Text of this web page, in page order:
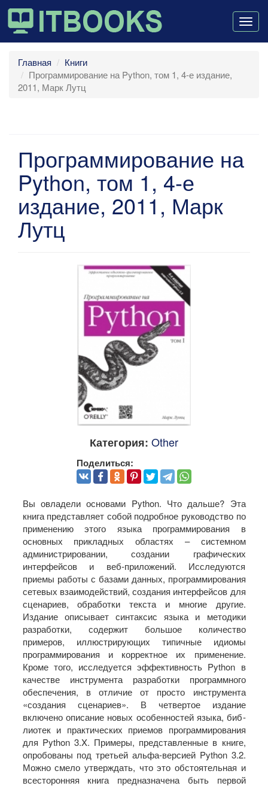
Главная
Книги
Программирование на Python, том 1, 4-е издание,
2011, Марк Лутц
Программирование на
Python, том 1, 4-е
издание, 2011, Марк
Лутц
Категория: Other
Поделиться:
Вы овладели основами Python. Что дальше? Эта
книга представляет собой по­дробное руководство по
применению этого языка программирования в
основных прикладных областях – системном
администрировании, создании графических
интерфейсов и веб-приложений. Исследуются
приемы работы с базами данных, программирования
сетевых взаимодействий, создания интерфейсов для
сценариев, обработки текста и многие другие.
Издание описывает синтаксис языка и методики
разработки, содержит большое количество
примеров, иллюстрирующих типичные идиомы
программирования и корректное их применение.
Кроме того, исследуется эффективность Python в
качестве инструмента разработки программного
обеспечения, в отличие от просто инструмента
«создания сценариев». В четвертое издание
включено описание новых особенностей языка, биб­
лиотек и практических приемов программирования
для Python 3.X. Примеры, представленные в книге,
опробованы под третьей альфа-версией Python 3.2.
Можно смело утверждать, что это обстоятельная и
всесторонняя книга предназначена быть первой